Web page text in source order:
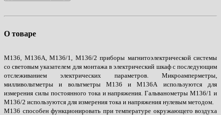
О товаре
М136, М136А, М136/1, М136/2 приборы магнитоэлектрической системы
со световым указателем для монтажа в электрический шкаф с последующим
отслеживанием электрических параметров. Микроамперметры,
милливольтметры и вольтметры М136 и М136А используются для
измерения силы постоянного тока и напряжения. Гальванометры М136/1 и
М136/2 используются для измерения тока и напряжения нулевым методом.
М136 способен функционировать при температуре окружающего воздуха